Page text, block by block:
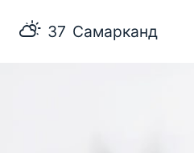
37 Самарканд